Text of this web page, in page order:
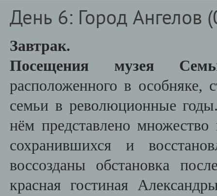
День 6: Город Ангелов
Завтрак.
Посещения музея
расположенного в особняке,
семьи в революционные
нём представлено
сохранившихся и
воссозданы обстановка
красная гостиная